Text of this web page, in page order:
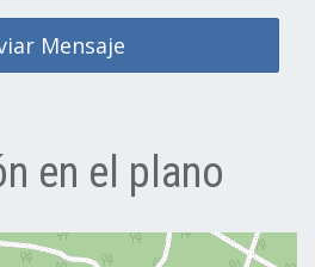
Mensaje
en el plano